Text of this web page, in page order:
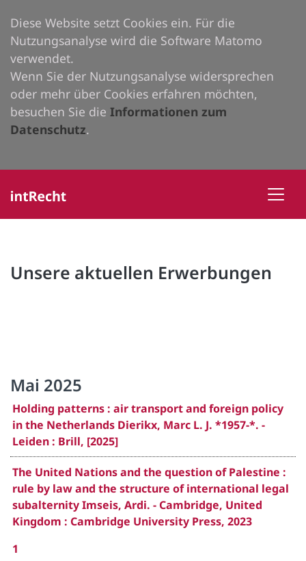
Diese Website setzt Cookies ein. Für die
Nutzungsanalyse wird die Software Matomo
verwendet.
Wenn Sie der Nutzungsanalyse widersprechen
oder mehr über Cookies erfahren möchten,
besuchen Sie die Informationen zum
Datenschutz.
Unsere aktuellen Erwerbungen
Mai 2025
Holding patterns : air transport and foreign policy
in the Netherlands Dierikx, Marc L. J. *1957-*. -
Leiden : Brill, [2025]
The United Nations and the question of Palestine :
rule by law and the structure of international legal
subalternity Imseis, Ardi. - Cambridge, United
Kingdom : Cambridge University Press, 2023
1